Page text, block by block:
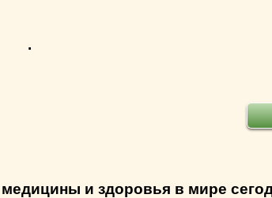
.
и здоровья в мире